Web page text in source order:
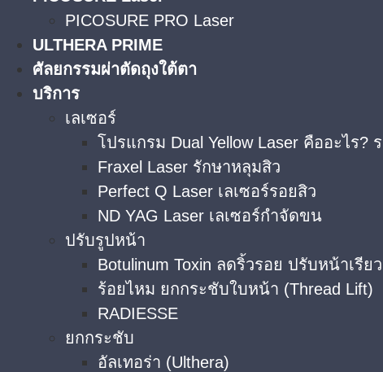
PICOSURE PRO Laser
ULTHERA PRIME
ศัลยกรรมผ่าตัดถุงใต้ตา
บริการ
เลเซอร์
โปรแกรม Dual Yellow Laser คืออะไร?
Fraxel Laser รักษาหลุมสิว
Perfect Q Laser เลเซอร์รอยสิว
ND YAG Laser เลเซอร์กำจัดขน
ปรับรูปหน้า
Botulinum Toxin ลดริ้วรอย ปรับหน้าเรียว
ร้อยไหม ยกกระชับใบหน้า (Thread Lift)
RADIESSE
ยกกระชับ
อัลเทอร่า (Ulthera)